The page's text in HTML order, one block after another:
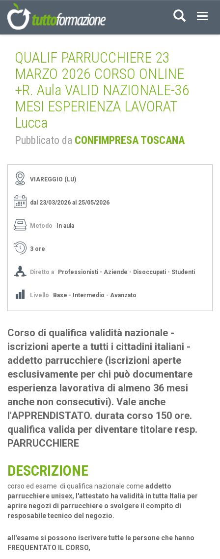
QUALIF PARRUCCHIERE 23
MARZO 2026 CORSO ONLINE
+R. Aula VALID NAZIONALE-36
MESI ESPERIENZA LAVORAT
Lucca
Pubblicato da CONFIMPRESA TOSCANA
VIAREGGIO (LU)
dal 23/03/2026 al 25/05/2026
Metodo In aula
3 ore
Diretto a Professionisti - Aziende - Disoccupati - Studenti
Livello Base - Intermedio - Avanzato
Corso di qualifica validità nazionale -
iscrizioni aperte a tutti i cittadini italiani -
addetto parrucchiere (iscrizioni aperte
esclusivamente per chi può documentare
esperienza lavorativa di almeno 36 mesi
anche non consecutivi). Vale anche
l'APPRENDISTATO. durata corso 150 ore.
qualifica valida per diventare titolare resp.
PARRUCCHIERE
DESCRIZIONE
corso ed esame di qualifica nazionale come addetto
parrucchiere unisex, l'attestato ha validità in tutta Italia per
aprire negozi di parrucchiere o svolgere il compito di
resposabile tecnico del negozio.
all'esame si possono iscrivere tutte le persone che hanno
FREQUENTATO IL CORSO,